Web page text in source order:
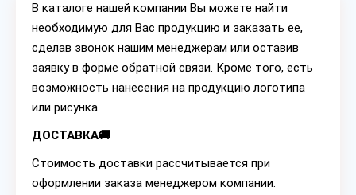
В каталоге нашей компании Вы можете найти
необходимую для Вас продукцию и заказать ее,
сделав звонок нашим менеджерам или оставив
заявку в форме обратной связи. Кроме того, есть
возможность нанесения на продукцию логотипа
или рисунка.
ДОСТАВКА🚚
Стоимость доставки рассчитывается при
оформлении заказа менеджером компании.